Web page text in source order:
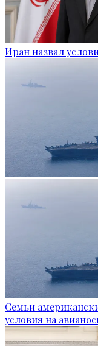
Иран назвал
Семьи
условия на